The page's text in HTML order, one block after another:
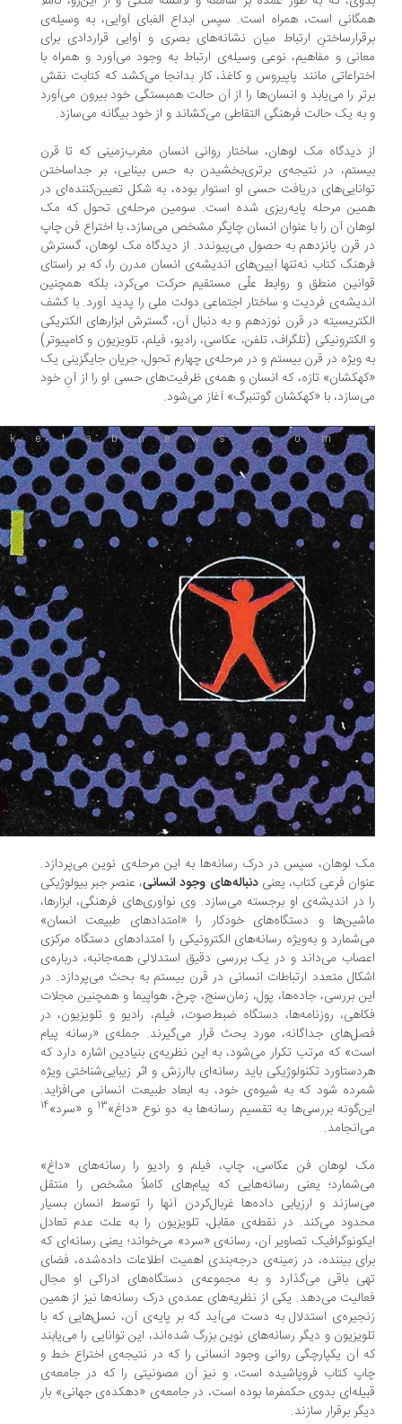
است، همراه است. سپس ابداع الفبای آوایی، به وسیله‌ی
ارتباط میان نشانه‌های بصری و آوایی قراردادی برای
و مفاهیم، نوعی وسیله‌ی ارتباط به وجود می‌آورد و همراه با
مانند پاپیروس و کاغذ، کار بدانجا می‌کشد که کتابت نقش
را می‌یابد و انسان‌ها را از آن حالت همبستگی خود بیرون می‌آورد
یک حالت فرهنگی التقاطی می‌کشاند و از خود بیگانه می‌سازد.
دیدگاه مک لوهان، ساختار روانی انسان مغرب‌زمینی که تا قرن
در نتیجه‌ی برتری‌بخشیدن به حس بینایی، بر جداساختن
دریافت حسی او استوار بوده، به شکل تعیین‌کننده‌ای در
مرحله پایه‌ریزی شده است. سومین مرحله‌ی تحول که مک
آن را با عنوان انسان چاپگر مشخص می‌سازد، با اختراع فن چاپ
قرن پانزدهم به حصول می‌پیوندد. از دیدگاه مک لوهان، گسترش
کتاب نه‌تنها آیین‌های اندیشه‌ی انسان مدرن را، که بر راستای
منطق و روابط علّی مستقیم حرکت می‌کرد، بلکه همچنین
فردیت و ساختار اجتماعی دولت ملی را پدید آورد. با کشف
در قرن نوزدهم و به دنبال آن، گسترش ابزارهای الکتریکی
(تلگراف، تلفن، عکاسی، رادیو، فیلم، تلویزیون و کامپیوتر)
ویژه در قرن بیستم و در مرحله‌ی چهارم تحول، جریان جایگزینی یک
تازه، که انسان و همه‌ی ظرفیت‌های حسی او را از آنِ خود
با «کهکشان گوتنبرگ» آغاز می‌شود.
لوهان، سپس در درک رسانه‌ها به این مرحله‌ی نوین می‌پردازد.
فرعی کتاب، یعنیدنباله‌های وجود انسانی، عنصر جبر بیولوژیکی
در اندیشه‌ی او برجسته می‌سازد. وی نوآوری‌های فرهنگی، ابزارها،
و دستگاه‌های خودکار را «امتدادهای طبیعت انسان»
و به‌ویژه رسانه‌های الکترونیکی را امتدادهای دستگاه مرکزی
می‌داند و در یک بررسی دقیق استدلالی همه‌جانبه، درباره‌ی
متعدد ارتباطات انسانی در قرن بیستم به بحث می‌پردازد. در
بررسی، جاده‌ها، پول، زمان‌سنج، چرخ، هواپیما و همچنین مجلات
روزنامه‌ها، دستگاه ضبط‌صوت، فیلم، رادیو و تلویزیون، در
جداگانه، مورد بحث قرار می‌گیرند. جمله‌ی «رسانه پیام
که مرتب تکرار می‌شود، به این نظریه‌ی بنیادین اشاره دارد که
تکنولوژیکی باید رسانه‌ای باارزش و اثر زیبایی‌شناختی ویژه
شود که به شیوه‌ی خود، به ابعاد طبیعت انسانی می‌افزاید.
بررسی‌ها به تقسیم رسانه‌ها به دو نوع «داغ» 13و «سرد» 14
لوهان فن عکاسی، چاپ، فیلم و رادیو را رسانه‌های «داغ»
یعنی رسانه‌هایی که پیام‌های کاملاً مشخص را منتقل
و ارزیابی‌ داده‌ها غربال‌کردن آنها را توسط انسان بسیار
می‌کند. در نقطه‌ی مقابل، تلویزیون را به علت عدم تعادل
تصاویر آن، رسانه‌ی «سرد» می‌خواند؛ یعنی رسانه‌ای که
بیننده، در زمینه‌ی درجه‌بندی اهمیت اطلاعات داده‌شده، فضای
باقی می‌گذارد و به مجموعه‌ی دستگاه‌های ادراکی او مجال
می‌دهد. یکی از نظریه‌های عمده‌ی درک رسانه‌ها نیز از همین
استدلال به دست می‌آید که بر پایه‌ی آن، نسل‌هایی که با
و دیگر رسانه‌های نوین بزرگ شده‌اند، این توانایی را می‌یابند
آن یکپارچگی روانی وجود انسانی را که در نتیجه‌ی اختراع خط و
کتاب فروپاشیده است، و نیز آن مصونیتی را که در جامعه‌ی
بدوی حکمفرما بوده است، در جامعه‌ی «دهکده‌ی جهانی» بار
برقرار سازند.